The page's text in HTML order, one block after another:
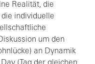
Realität, die
individuelle
um den
an Dynamik